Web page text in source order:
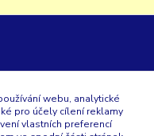
webu, analytické
pro účely cílení reklamy
vlastních preferencí